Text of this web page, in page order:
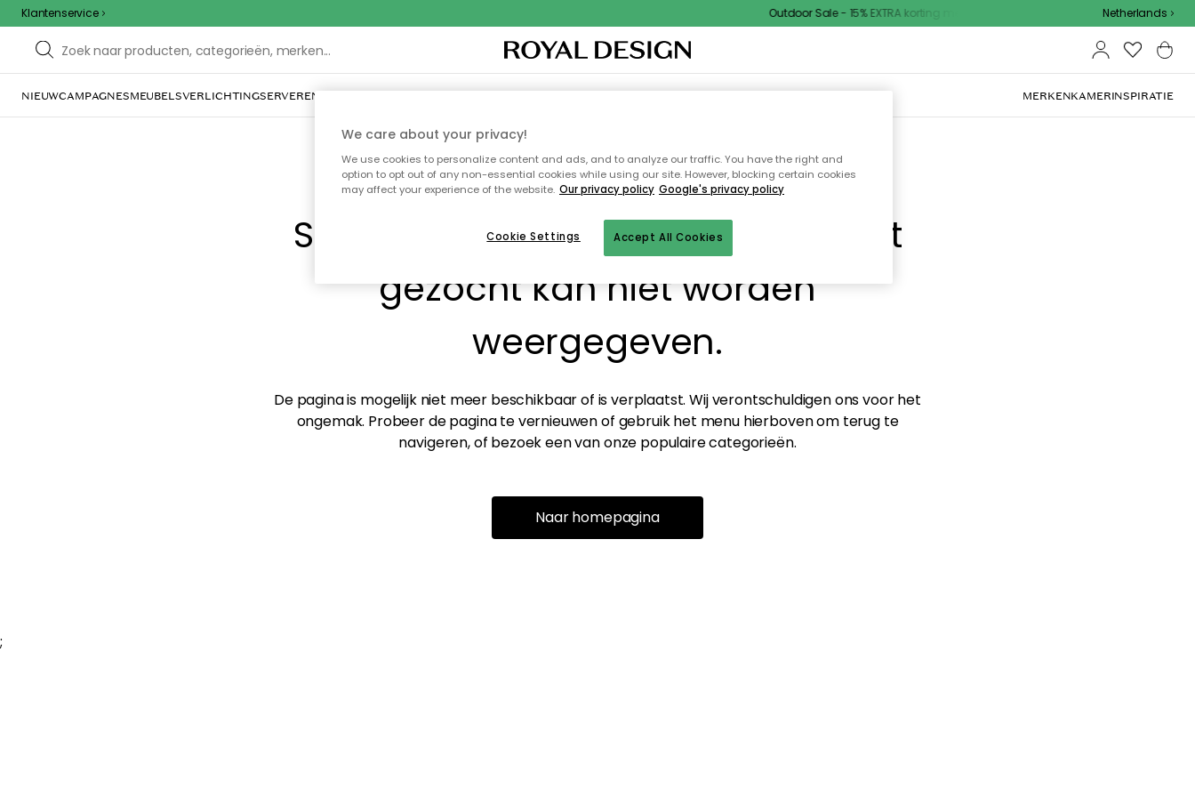
Klantenservice Outdoor Sale - 15% EXTRA korting met code Netherlands
NIEUWCAMPAGNESMEUBELSVERLICHTINGSERVEREN & TAFELGEREIWOONDECORATIETEXTIEL & VLOERKLEDENKEUKENBUITENMEUBELS MERKENKAMERINSPIRATIE
Sorry! De pagina waarnaar je hebt
gezocht kan niet worden
weergegeven.
De pagina is mogelijk niet meer beschikbaar of is verplaatst. Wij verontschuldigen ons voor het
ongemak. Probeer de pagina te vernieuwen of gebruik het menu hierboven om terug te
navigeren, of bezoek een van onze populaire categorieën.
Naar homepagina
;
We care about your privacy!
We use cookies to personalize content and ads, and to analyze our traffic. You have the right and
option to opt out of any non-essential cookies while using our site. However, blocking certain cookies
may affect your experience of the website. Our privacy policy Google's privacy policy
Accept All Cookies
Cookie Settings